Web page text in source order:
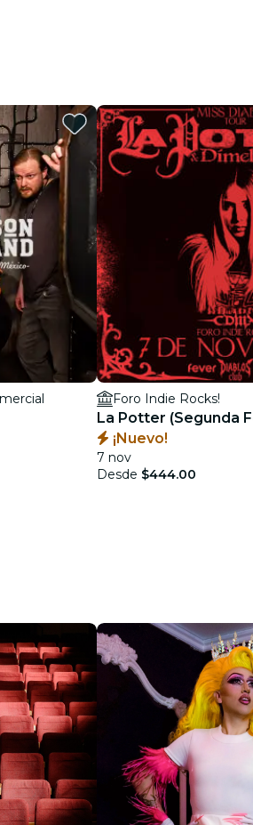
Foro Indie Rocks!
La Potter (Segunda
¡Nuevo!
7 nov
Desde $444.00